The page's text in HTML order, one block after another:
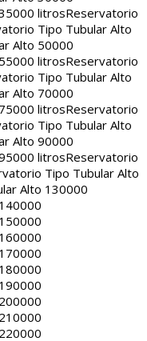
litrosReservatorio
Tipo Tubular Alto
Alto 50000
litrosReservatorio
Tipo Tubular Alto
Alto 70000
litrosReservatorio
Tipo Tubular Alto
Alto 90000
litrosReservatorio
Tipo Tubular Alto
Alto 130000